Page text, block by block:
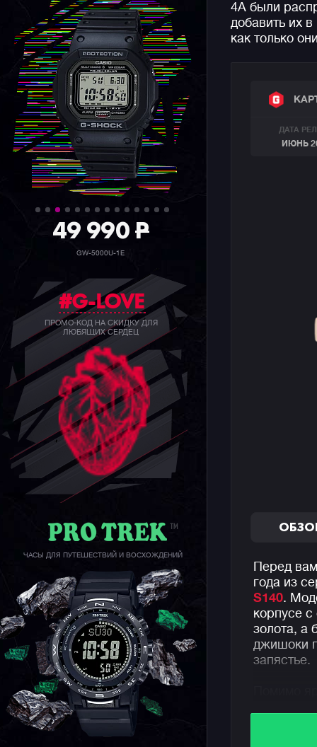
36 990P
GW-5000HS-1E
#G-LOVE
ПРОМО-КОД НА СКИДКУ ДЛЯ
ЛЮБЯЩИХ СЕРДЕЦ
ЧАСЫ ДЛЯ ПУТЕШЕСТВИЙ И ВОСХОЖДЕНИЙ
4A были
добавить их
как только
ДАТА
ИЮНЬ
Перед
года из
S140.
корпусе
золота, а
джишоки
запястье.